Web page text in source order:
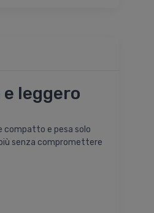
leggero
compatto e pesa solo
senza compromettere